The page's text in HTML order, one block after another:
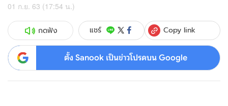
01 ก.ย. 63 (17:54 น.)
กดฟัง แชร์ Copy link
ตั้ง Sanook เป็นข่าวโปรดบน Google